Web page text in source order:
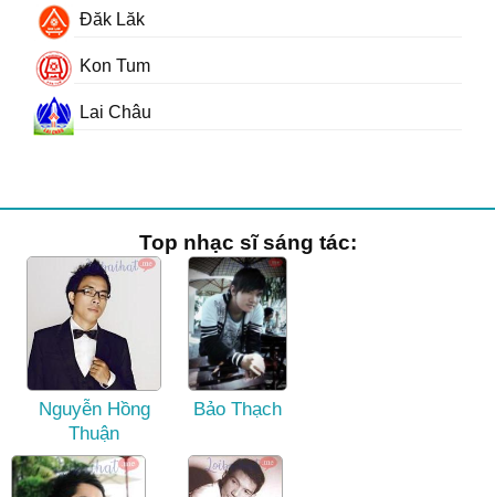
Đăk Lăk
Kon Tum
Lai Châu
Top nhạc sĩ sáng tác:
Nguyễn Hồng
Thuận
Bảo Thạch